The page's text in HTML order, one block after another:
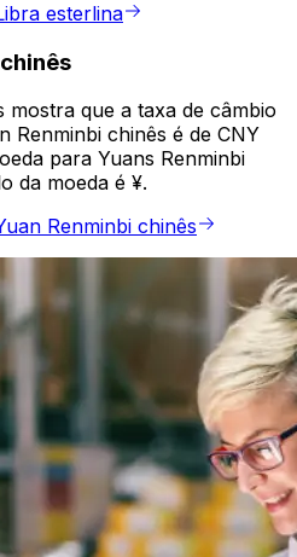
esterlina
mostra que a taxa de câmbio
Renminbi chinês é de CNY
para Yuans Renminbi
da moeda é ¥.
Renminbi chinês